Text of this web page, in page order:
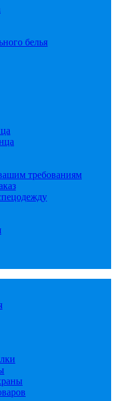
белья
требованиям